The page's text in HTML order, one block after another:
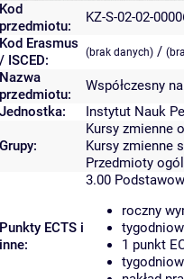
Kod
przedmiotu:
KZ-S-02-02-
Kod Erasmus
/ ISCED:
(brak danych) /
Nazwa
przedmiotu:
Współczesny
Jednostka:
Instytut Nauk
Grupy:
Kursy zmienne
Kursy zmienne
Przedmioty
Punkty ECTS i
inne:
3.00
roczny
1 punkt